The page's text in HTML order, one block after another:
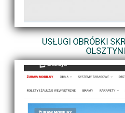
USŁUGI OBRÓBKI